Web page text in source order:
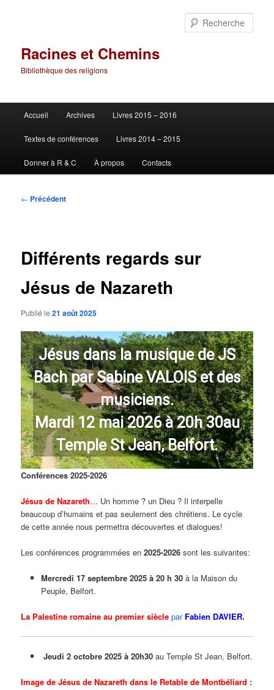
Racines et Chemins
Bibliothèque des religions
principal
Accueil Archives Livres 2015 – 2016
Textes de conférences Livres 2014 – 2015
Donner à R & C À propos Contacts
Navigation
← Précédent
Différents regards sur
Jésus de Nazareth
Publié le21 août 2025
Jésus dans la musique de JS
Bach par Sabine VALOIS et des
musiciens.
Mardi 12 mai 2026 à 20h 30au
Temple St Jean, Belfort.
Conférences 2025-2026
Jésus de Nazareth… Un homme ? un Dieu ? Il interpelle
beaucoup d’humains et pas seulement des chrétiens. Le cycle
de cette année nous permettra découvertes et dialogues!
Les conférences programmées en2025-2026 sont les suivantes:
Mercredi 17 septembre 2025 à 20 h 30 à la Maison du
Peuple, Belfort.
La Palestine romaine au premier sièclepar Fabien DAVIER.
Jeudi 2 octobre 2025à 20h30 au Temple St Jean, Belfort.
Image de Jésus de Nazareth dans le Retable de Montbéliard :